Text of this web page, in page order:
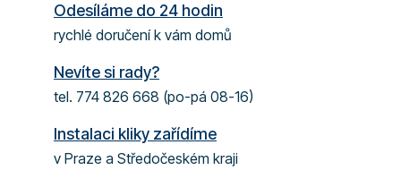
Odesíláme do 24 hodin
rychlé doručení k vám domů
Nevíte si rady?
tel. 774 826 668 (po-pá 08-16)
Instalaci kliky zařídíme
v Praze a Středočeském kraji